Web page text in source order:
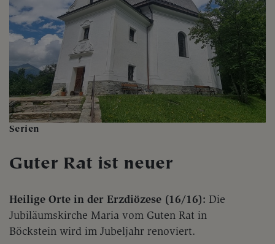
Serien
Guter Rat ist neuer
Heilige Orte in der Erzdiözese (16/16): Die
Jubiläumskirche Maria vom Guten Rat in
Böckstein wird im Jubeljahr renoviert.